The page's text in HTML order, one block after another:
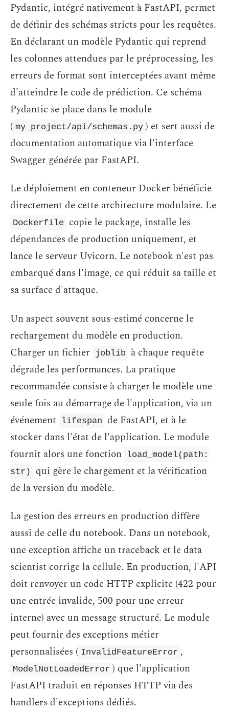
Pydantic, intégré nativement à FastAPI, permet
de définir des schémas stricts pour les requêtes.
En déclarant un modèle Pydantic qui reprend
les colonnes attendues par le préprocessing, les
erreurs de format sont interceptées avant même
d'atteindre le code de prédiction. Ce schéma
Pydantic se place dans le module
( my_project/api/schemas.py ) et sert aussi de
documentation automatique via l'interface
Swagger générée par FastAPI.
Le déploiement en conteneur Docker bénéficie
directement de cette architecture modulaire. Le
Dockerfile
copie le package, installe les
dépendances de production uniquement, et
lance le serveur Uvicorn. Le notebook n'est pas
embarqué dans l'image, ce qui réduit sa taille et
sa surface d'attaque.
Un aspect souvent sous-estimé concerne le
rechargement du modèle en production.
Charger un fichier
joblib
à chaque requête
dégrade les performances. La pratique
recommandée consiste à charger le modèle une
seule fois au démarrage de l'application, via un
événement
lifespan de FastAPI, et à le
stocker dans l'état de l'application. Le module
fournit alors une fonction
load_model(path:
str)
qui gère le chargement et la vérification
de la version du modèle.
La gestion des erreurs en production diffère
aussi de celle du notebook. Dans un notebook,
une exception affiche un traceback et le data
scientist corrige la cellule. En production, l'API
doit renvoyer un code HTTP explicite (422 pour
une entrée invalide, 500 pour une erreur
interne) avec un message structuré. Le module
peut fournir des exceptions métier
personnalisées ( InvalidFeatureError ,
ModelNotLoadedError ) que l'application
FastAPI traduit en réponses HTTP via des
handlers d'exceptions dédiés.